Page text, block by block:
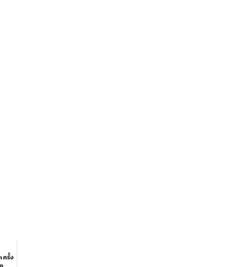
ครั้ง